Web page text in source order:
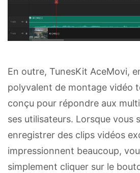
En outre, TunesKit AceMovi,
polyvalent de montage vidéo
conçu pour répondre aux
ses utilisateurs. Lorsque vous
enregistrer des clips vidéos
impressionnent beaucoup,
simplement cliquer sur le